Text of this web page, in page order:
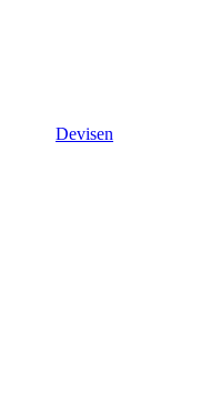
Devisen